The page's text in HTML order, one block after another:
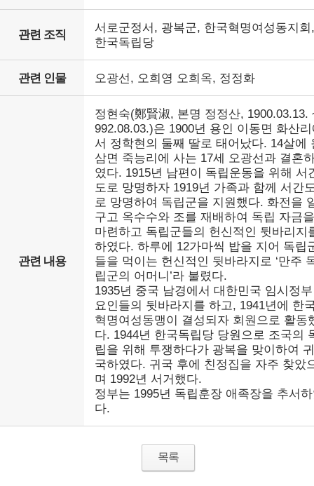
관련 조직
서로군정서, 광복군, 한국혁명여성동지회,
한국독립당
관련 인물 오광선, 오희영 오희옥, 정정화
관련 내용
정현숙(鄭賢淑, 본명 정정산, 1900.03.13.
992.08.03.)은 1900년 용인 이동면 화산
서 정학현의 둘째 딸로 태어났다. 14살에
삼면 죽능리에 사는 17세 오광선과 결혼
였다. 1915년 남편이 독립운동을 위해 서
도로 망명하자 1919년 가족과 함께 서간
로 망명하여 독립군을 지원했다. 화전을
구고 옥수수와 조를 재배하여 독립 자금을
마련하고 독립군들의 헌신적인 뒷바리지
하였다. 하루에 12가마씩 밥을 지어 독립
들을 먹이는 헌신적인 뒷바라지로 ‘만주
립군의 어머니’라 불렸다.
1935년 중국 남경에서 대한민국 임시정부
요인들의 뒷바라지를 하고, 1941년에 한
혁명여성동맹이 결성되자 회원으로 활동
다. 1944년 한국독립당 당원으로 조국의
립을 위해 투쟁하다가 광복을 맞이하여 귀
국하였다. 귀국 후에 친정집을 자주 찾았
며 1992년 서거했다.
정부는 1995년 독립훈장 애족장을 추서
다.
목록